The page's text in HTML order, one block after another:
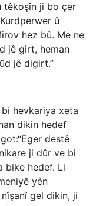
têkoşîn ji bo çer
û
hez bû. Me ne
jê girt, heman
jê digirt.”
hevkariya xeta
dikin hedef
destê
ji dûr ve bi
bike hedef. Li
yên
gel dikin, ji